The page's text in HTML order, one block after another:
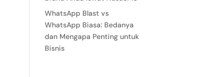
WhatsApp Blast vs
WhatsApp Biasa: Bedanya
dan Mengapa Penting untuk
Bisnis